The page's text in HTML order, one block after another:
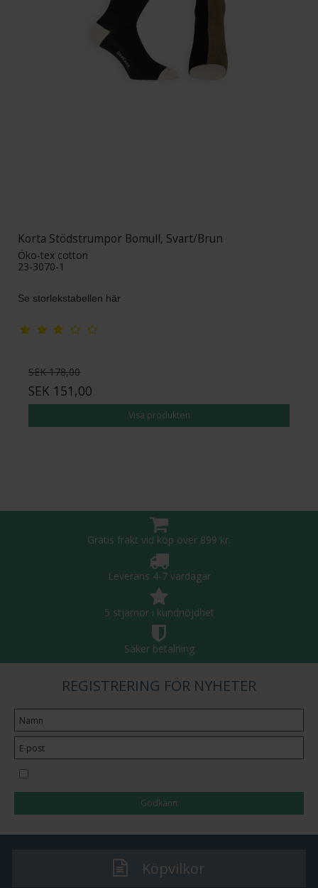
Korta Stödstrumpor Bomull, Svart/Brun
Öko-tex cotton
23-3070-1
Se storlekstabellen här
SEK 178,00
SEK 151,00
Visa produkten
Gratis frakt vid köp över 899 kr.
Leverans 4-7 vardagar
5 stjärnor i kundnöjdhet
Säker betalning
REGISTRERING FÖR NYHETER
Godkänn
Köpvilkor